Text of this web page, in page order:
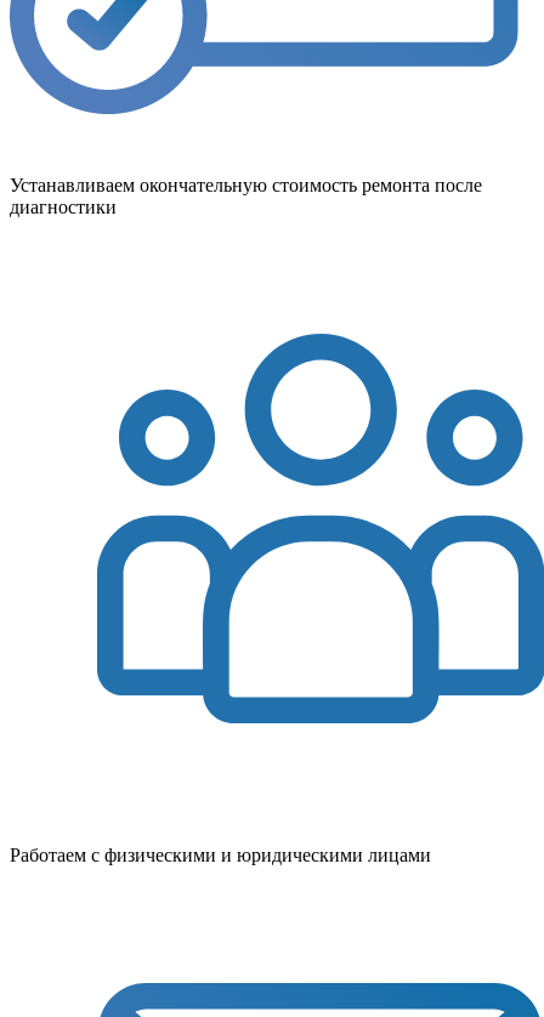
Устанавливаем окончательную стоимость ремонта после
диагностики
Работаем с физическими и юридическими лицами